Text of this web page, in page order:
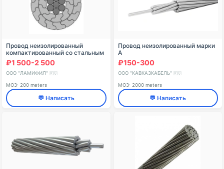
Провод неизолированный
компактированный со стальным
сердечником для
высоковольтных воздушных
линий электропередачи марки
₽1 500-2 500
ООО "ЛАМИФИЛ" 🇷🇺
МОЗ: 200 meters
💬 Написать
Провод неизолированный марки
А
₽150-300
ООО "КАВКАЗКАБЕЛЬ" 🇷🇺
МОЗ: 2000 meters
💬 Написать